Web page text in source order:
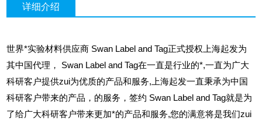
详细介绍
世界*实验材料供应商 Swan Label and Tag正式授权上海起发为
其中国代理， Swan Label and Tag在一直是行业的*,一直为广大
科研客户提供zui为优质的产品和服务,上海起发一直秉承为中国
科研客户带来的产品，的服务，签约 Swan Label and Tag就是为
了给广大科研客户带来更加*的产品和服务,您的满意将是我们zui